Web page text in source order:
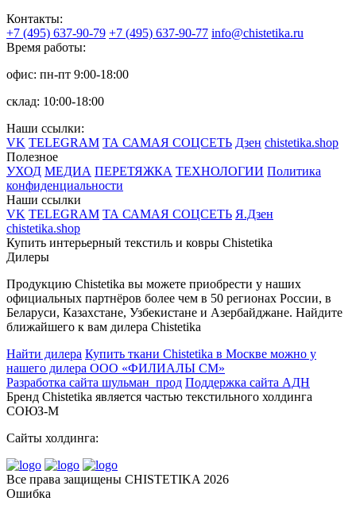
Контакты:
+7 (495) 637-90-79 +7 (495) 637-90-77 info@chistetika.ru
Время работы:
офис: пн-пт 9:00-18:00
склад: 10:00-18:00
Наши ссылки:
VK TELEGRAM ТА САМАЯ СОЦСЕТЬ Дзен chistetika.shop
Полезное
УХОД МЕДИА ПЕРЕТЯЖКА ТЕХНОЛОГИИ Политика
конфиденциальности
Наши ссылки
VK TELEGRAM ТА САМАЯ СОЦСЕТЬ Я.Дзен
chistetika.shop
Купить интерьерный текстиль и ковры Chistetika
Дилеры
Продукцию Chistetika вы можете приобрести у наших
официальных партнёров более чем в 50 регионах России, в
Беларуси, Казахстане, Узбекистане и Азербайджане. Найдите
ближайшего к вам дилера Chistetika
Найти дилера Купить ткани Chistetika в Москве можно у
нашего дилера ООО «ФИЛИАЛЫ СМ»
Разработка сайта шульман_прод Поддержка сайта АДН
Бренд Chistetika является частью текстильного холдинга
СОЮЗ-М
Cайты холдинга:
Все права защищены CHISTETIKA 2026
Ошибка